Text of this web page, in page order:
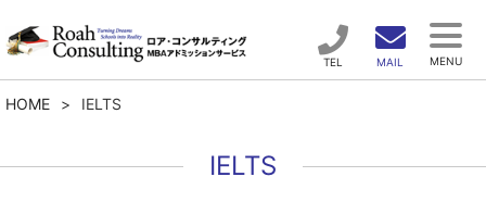
TEL MAIL MENU
HOME > IELTS
IELTS